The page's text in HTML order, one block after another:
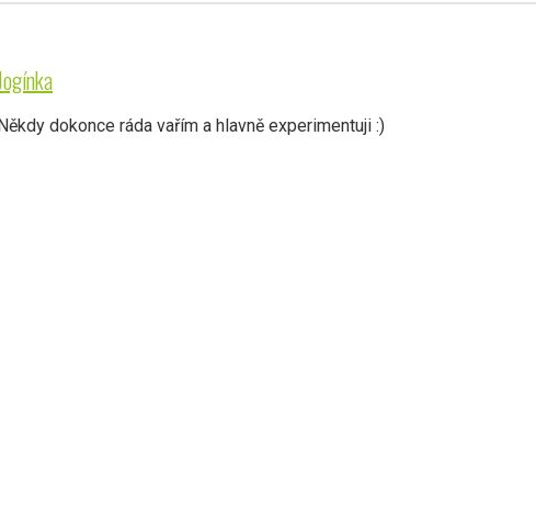
Někdy dokonce ráda vařím a hlavně experimentuji :)